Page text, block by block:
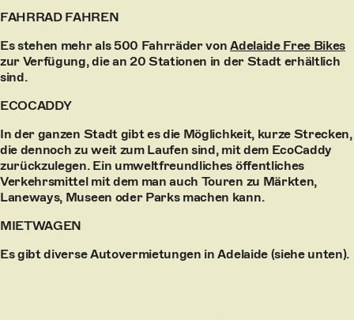
FAHRRAD FAHREN
Es stehen mehr als 500 Fahrräder vonAdelaide Free Bikes
zur Verfügung, die an 20 Stationen in der Stadt erhältlich
sind.
ECOCADDY
In der ganzen Stadt gibt es die Möglichkeit, kurze Strecken,
die dennoch zu weit zum Laufen sind, mit dem EcoCaddy
zurückzulegen. Ein umweltfreundliches öffentliches
Verkehrsmittel mit dem man auch Touren zu Märkten,
Laneways, Museen oder Parks machen kann.
MIETWAGEN
Es gibt diverse Autovermietungen in Adelaide (siehe unten).